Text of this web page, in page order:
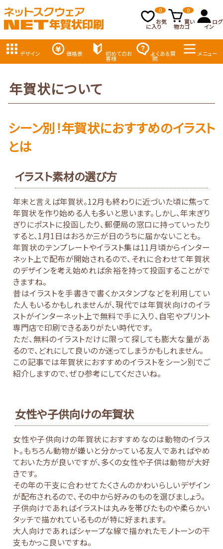
お気
に入り
0
買い
物カゴ
0
ログ
イン
デザイン 価格表 初めてのお
客様
よくある質
問
メニュー
年賀状について
シーン別！年賀状におすすめのイラスト
とは
イラスト素材の選び方
年末と言えば年賀状。12月も終わりに近づいた頃に焦って
年賀状を作り始める人も多いと思います。しかし、年末ぎり
ぎりにポストに投函したり、郵便局の窓口に持っていったり
すると、1月1日はおろか三が日のうちに届かないことも。
年賀状のテンプレートやイラスト集は11月頃からインター
ネット上で配布が開始されるので、それに合わせて年賀状
のデザインを考え始めれば余裕を持って投函することがで
きますね。
昔はイラストを手書きで書くかスタンプなどを利用してい
た人もいるかもしれませんが、現代では年賀状向けのイラ
ストがインターネット上で無料で手に入り、自宅やプリント
専門店で印刷できるありがたい時代です。
ただ、無料のイラストだけに限って探しても膨大な量があ
るので、どれにして良いのか迷ってしまうかもしれません。
この記事では年賀状におすすめのイラストをシーン別でご
紹介しますので、ぜひ参考にしてくださいね。
女性や子供向けの年賀状
女性や子供向けの年賀状におすすめなのは動物のイラス
ト。もちろん動物が嫌いと分かっている友人であればやめ
ておいた方が良いですが、多くの女性や子供は動物が大好
きです。
その年の干支に合わせてたくさんのかわいらしいデザイン
が配布されるので、その中から好みのものを選びましょう。
子供向けであればイラストは丸みを帯びたものや柔らかい
タッチで描かれているものが特に好まれます。
大人向けであればシャープな線で描かれたモノトーンの干
支もかっこ良いですね。